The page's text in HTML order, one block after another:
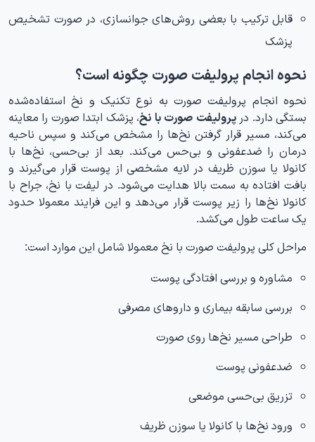
قابل ترکیب با بعضی روش‌های جوانسازی، در صورت تشخیص
پزشک
نحوه انجام پرولیفت صورت چگونه است؟
نحوه انجام پرولیفت صورت به نوع تکنیک و نخ استفاده‌شده
بستگی دارد. درپرولیفت صورت با نخ، پزشک ابتدا صورت را معاینه
می‌کند، مسیر قرار گرفتن نخ‌ها را مشخص می‌کند و سپس ناحیه
درمان را ضدعفونی و بی‌حس می‌کند. بعد از بی‌حسی، نخ‌ها با
کانولا یا سوزن ظریف در لایه مشخصی از پوست قرار می‌گیرند و
بافت افتاده به سمت بالا هدایت می‌شود. در لیفت با نخ، جراح با
کانولا نخ‌ها را زیر پوست قرار می‌دهد و این فرایند معمولا حدود
یک ساعت طول می‌کشد.
مراحل کلی پرولیفت صورت با نخ معمولا شامل این موارد است:
مشاوره و بررسی افتادگی پوست
بررسی سابقه بیماری و داروهای مصرفی
طراحی مسیر نخ‌ها روی صورت
ضدعفونی پوست
تزریق بی‌حسی موضعی
ورود نخ‌ها با کانولا یا سوزن ظریف